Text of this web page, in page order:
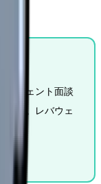
ージェント面談
も可。レバウェ